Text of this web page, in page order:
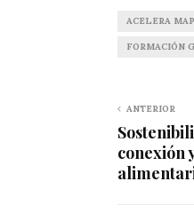
ACELERA
FORMACIÓN
ANTERIOR
conexión